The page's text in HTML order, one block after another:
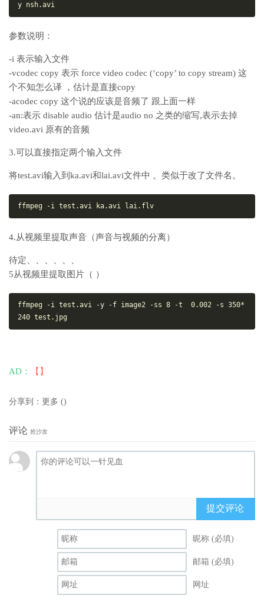
y nsh.avi
参数说明：
-i 表示输入文件
-vcodec copy 表示 force video codec (‘copy’ to copy stream) 这
个不知怎么译 ，估计是直接copy
-acodec copy 这个说的应该是音频了 跟上面一样
-an:表示 disable audio 估计是audio no 之类的缩写,表示去掉
video.avi 原有的音频
3.可以直接指定两个输入文件
将test.avi输入到ka.avi和lai.avi文件中 。类似于改了文件名。
ffmpeg -i test .avi ka.avi lai.flv
4.从视频里提取声音（声音与视频的分离）
待定、、、、、、
5从视频里提取图片（ ）
ffmpeg -i test .avi -y -f image2 -ss 8 -t
  0
.002 -s 350*
240 test .jpg
AD： 【】
分享到： 更多 ()
评论 抢沙发
提交评论
昵称 (必填)
邮箱 (必填)
网址